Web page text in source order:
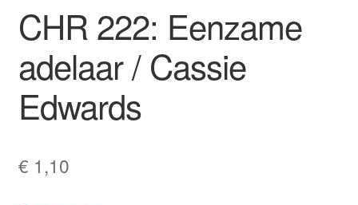
CHR 222: Eenzame
adelaar / Cassie
Edwards
€ 1,10